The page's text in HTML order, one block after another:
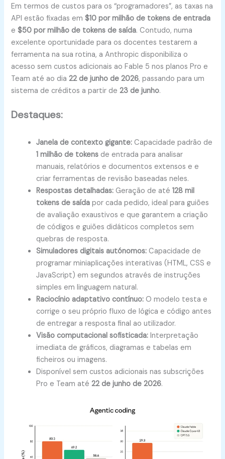
Em termos de custos para os “programadores”, as taxas na
API estão fixadas em $10 por milhão de tokens de entrada
e $50 por milhão de tokens de saída. Contudo, numa
excelente oportunidade para os docentes testarem a
ferramenta na sua rotina, a Anthropic disponibiliza o
acesso sem custos adicionais ao Fable 5 nos planos Pro e
Team até ao dia22 de junho de 2026, passando para um
sistema de créditos a partir de23 de junho.
Destaques:
Janela de contexto gigante:Capacidade padrão de
1 milhão de tokensde entrada para analisar
manuais, relatórios e documentos extensos e e
criar ferramentas de revisão baseadas neles.
Respostas detalhadas:Geração de até 128 mil
tokens de saídapor cada pedido, ideal para guiões
de avaliação exaustivos e que garantem a criação
de códigos e guiões didáticos completos sem
quebras de resposta.
Simuladores digitais autónomos:Capacidade de
programar miniaplicações interativas (HTML, CSS e
JavaScript) em segundos através de instruções
simples em linguagem natural.
Raciocínio adaptativo contínuo:O modelo testa e
corrige o seu próprio fluxo de lógica e código antes
de entregar a resposta final ao utilizador.
Visão computacional sofisticada:Interpretação
imediata de gráficos, diagramas e tabelas em
ficheiros ou imagens.
Disponível sem custos adicionais nas subscrições
Pro e Team até 22 de junho de 2026.